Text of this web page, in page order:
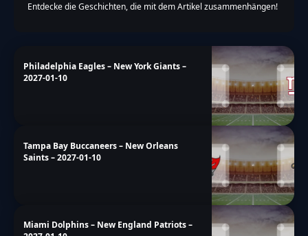
Entdecke die Geschichten, die mit dem Artikel zusammenhängen!
Philadelphia Eagles – New York Giants –
2027-01-10
Tampa Bay Buccaneers – New Orleans
Saints – 2027-01-10
Miami Dolphins – New England Patriots –